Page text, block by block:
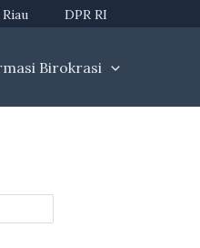
DPR RI
Birokrasi